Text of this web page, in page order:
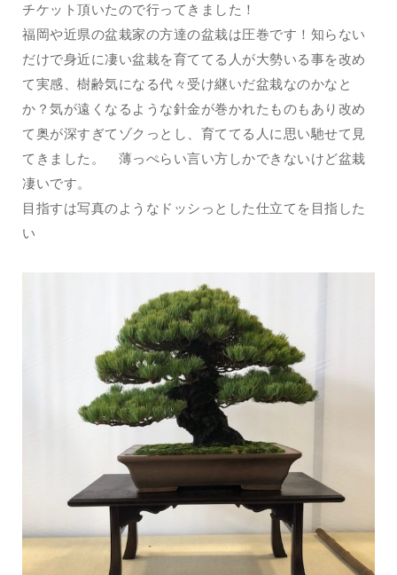
チケット頂いたので行ってきました！
福岡や近県の盆栽家の方達の盆栽は圧巻です！知らない
だけで身近に凄い盆栽を育ててる人が大勢いる事を改め
て実感、樹齢気になる代々受け継いだ盆栽なのかなと
か？気が遠くなるような針金が巻かれたものもあり改め
て奥が深すぎてゾクっとし、育ててる人に思い馳せて見
てきました。 薄っぺらい言い方しかできないけど盆栽
凄いです。
目指すは写真のようなドッシっとした仕立てを目指した
い